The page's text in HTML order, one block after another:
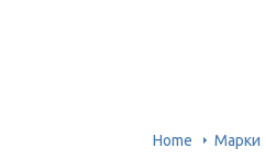
Home Марки